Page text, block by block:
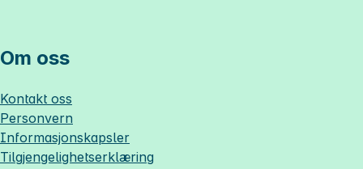
Om oss
Kontakt oss
Personvern
Informasjonskapsler
Tilgjengelighetserklæring